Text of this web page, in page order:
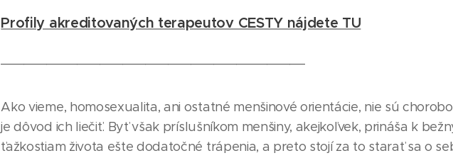
Profily akreditovaných terapeutov CESTY nájdete TU
Ako vieme, homosexualita, ani ostatné menšinové orientácie, nie sú
je dôvod ich liečiť. Byť však príslušníkom menšiny, akejkoľvek, prináša k
ťažkostiam života ešte dodatočné trápenia, a preto stojí za to starať sa o